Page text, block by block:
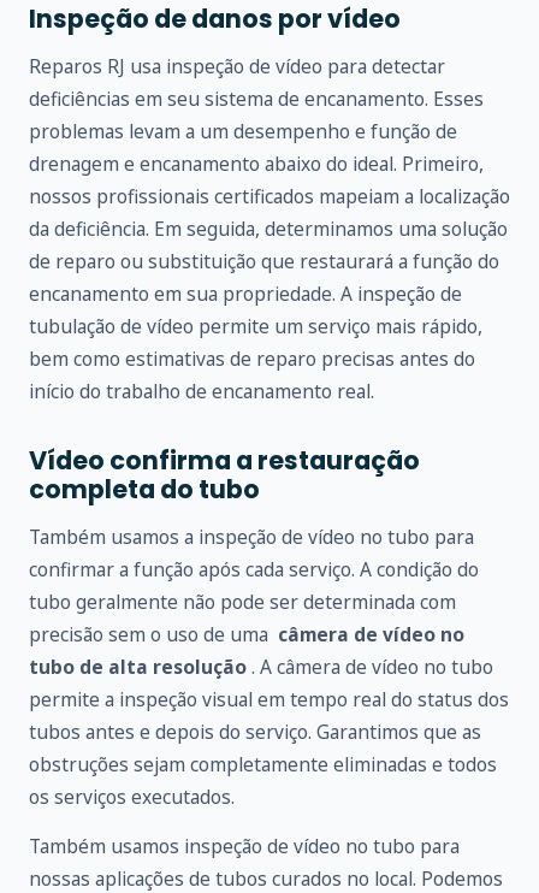
Inspeção de danos por vídeo
Reparos RJ usa inspeção de vídeo para detectar
deficiências em seu sistema de encanamento. Esses
problemas levam a um desempenho e função de
drenagem e encanamento abaixo do ideal. Primeiro,
nossos profissionais certificados mapeiam a localização
da deficiência. Em seguida, determinamos uma solução
de reparo ou substituição que restaurará a função do
encanamento em sua propriedade. A inspeção de
tubulação de vídeo permite um serviço mais rápido,
bem como estimativas de reparo precisas antes do
início do trabalho de encanamento real.
Vídeo confirma a restauração
completa do tubo
Também usamos a inspeção de vídeo no tubo para
confirmar a função após cada serviço. A condição do
tubo geralmente não pode ser determinada com
precisão sem o uso de uma câmera de vídeo no
tubo de alta resolução. A câmera de vídeo no tubo
permite a inspeção visual em tempo real do status dos
tubos antes e depois do serviço. Garantimos que as
obstruções sejam completamente eliminadas e todos
os serviços executados.
Também usamos inspeção de vídeo no tubo para
nossas aplicações de tubos curados no local. Podemos